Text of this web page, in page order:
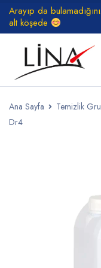
Arayıp da
alt köşede
Ana Sayfa Temizlik
Dr4